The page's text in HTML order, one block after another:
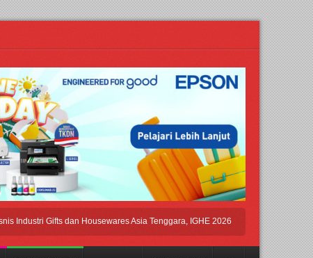
Gifts dan Housewares Asia Tenggara, IGHE 2026 Kembali Digelar di Jakarta